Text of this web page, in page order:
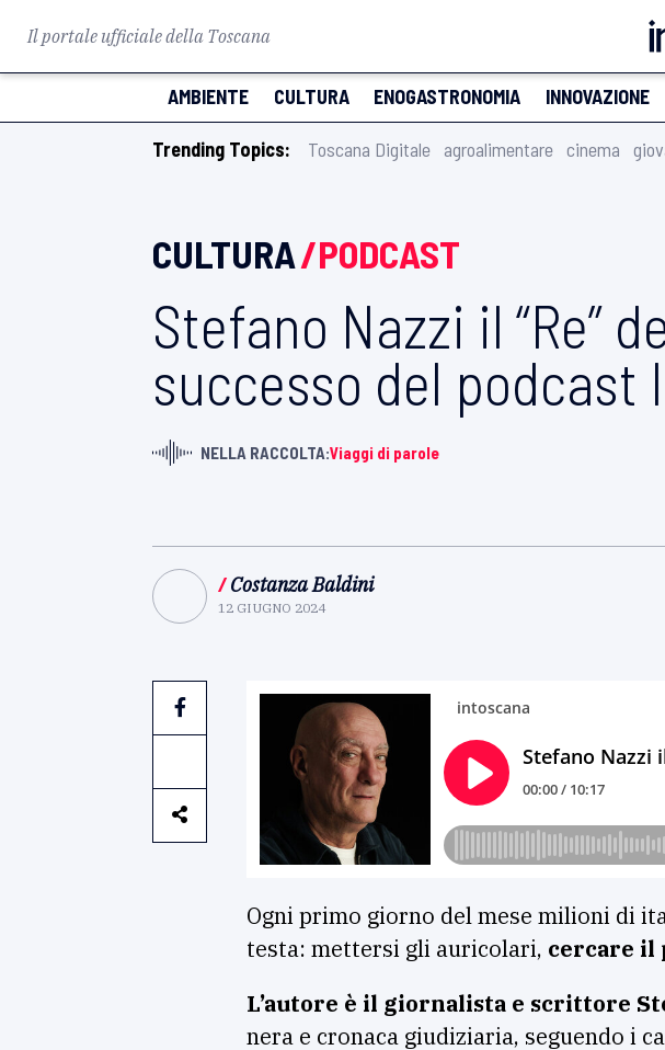
Il portale ufficiale della Toscana
AMBIENTE CULTURA ENOGASTRONOMIA INNOVAZIONE
Trending Topics: Toscana Digitale agroalimentare cinema
CULTURA/PODCAST
Stefano Nazzi il “Re”
successo del podcast
NELLA RACCOLTA:Viaggi di parole
/Costanza Baldini
12 GIUGNO 2024
Ogni primo giorno del mese milioni di
testa: mettersi gli auricolari, cercare il
L’autore è il giornalista e scrittore
nera e cronaca giudiziaria, seguendo i